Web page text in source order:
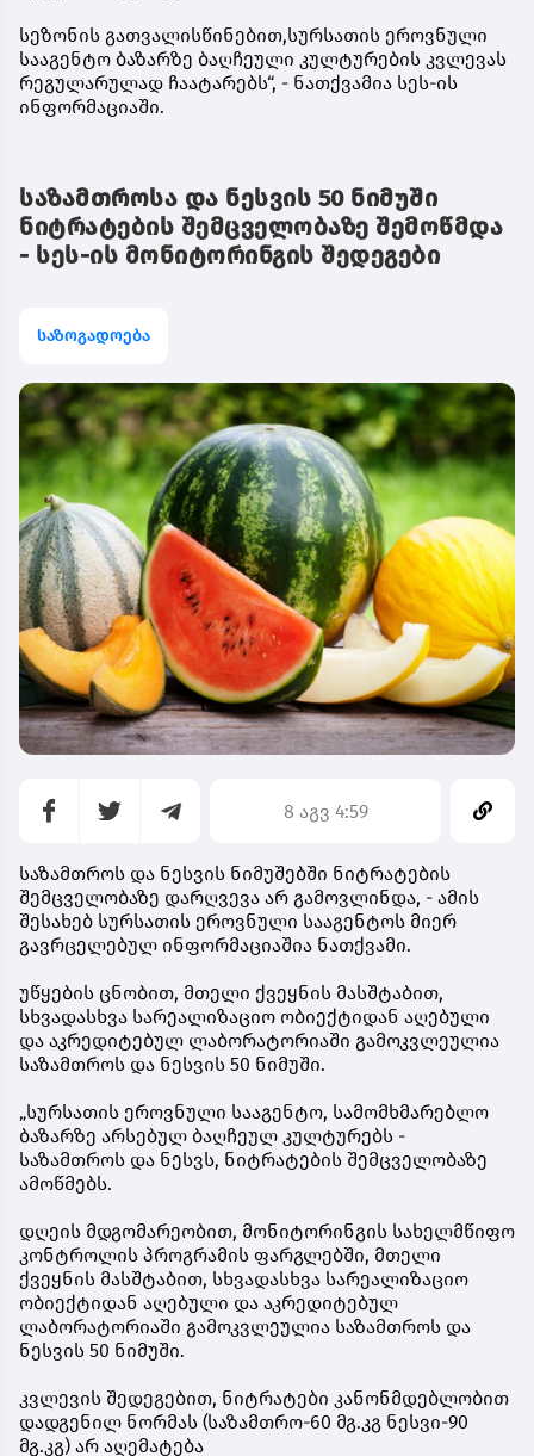
სეზონის გათვალისწინებით,სურსათის ეროვნული
სააგენტო ბაზარზე ბაღჩეული კულტურების კვლევას
რეგულარულად ჩაატარებს“, - ნათქვამია სეს-ის
ინფორმაციაში.
საზამთროსა და ნესვის 50 ნიმუში
ნიტრატების შემცველობაზე შემოწმდა
- სეს-ის მონიტორინგის შედეგები
საზოგადოება
8 აგვ 4:59
საზამთროს და ნესვის ნიმუშებში ნიტრატების
შემცველობაზე დარღვევა არ გამოვლინდა, - ამის
შესახებ სურსათის ეროვნული სააგენტოს მიერ
გავრცელებულ ინფორმაციაშია ნათქვამი.
უწყების ცნობით, მთელი ქვეყნის მასშტაბით,
სხვადასხვა სარეალიზაციო ობიექტიდან აღებული
და აკრედიტებულ ლაბორატორიაში გამოკვლეულია
საზამთროს და ნესვის 50 ნიმუში.
„სურსათის ეროვნული სააგენტო, სამომხმარებლო
ბაზარზე არსებულ ბაღჩეულ კულტურებს -
საზამთროს და ნესვს, ნიტრატების შემცველობაზე
ამოწმებს.
დღეის მდგომარეობით, მონიტორინგის სახელმწიფო
კონტროლის პროგრამის ფარგლებში, მთელი
ქვეყნის მასშტაბით, სხვადასხვა სარეალიზაციო
ობიექტიდან აღებული და აკრედიტებულ
ლაბორატორიაში გამოკვლეულია საზამთროს და
ნესვის 50 ნიმუში.
კვლევის შედეგებით, ნიტრატები კანონმდებლობით
დადგენილ ნორმას (საზამთრო-60 მგ.კგ ნესვი-90
მგ.კგ) არ აღემატება